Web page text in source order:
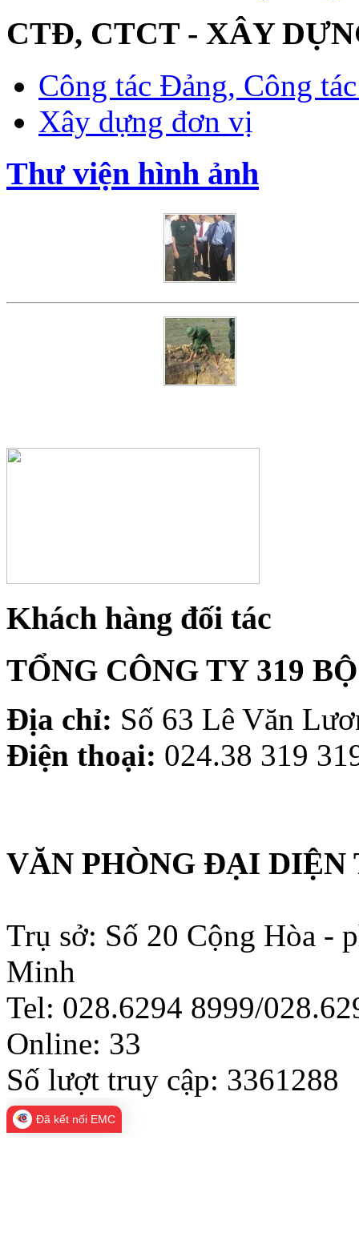
CTĐ, CTCT - XÂY
Công tác Đảng, Công
Xây dựng đơn vị
Thư viện hình ảnh
Khách hàng đối tác
TỔNG CÔNG TY 319
Địa chỉ: Số 63 Lê Văn
Điện thoại: 024.38 319
VĂN PHÒNG ĐẠI
Trụ sở: Số 20 Cộng Hòa -
Minh
Tel: 028.6294 8999/
Online: 33
Số lượt truy cập: 3361288
Đã kết nối EMC